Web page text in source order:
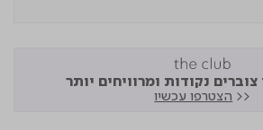
נקודות ומרוויחים יותר
<< הצטרפו עכשיו